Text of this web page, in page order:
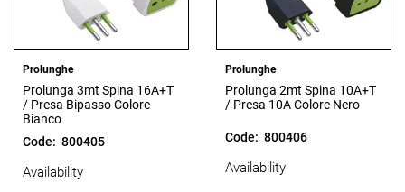
Prolunghe
Prolunga 3mt Spina 16A+T
/ Presa Bipasso Colore
Bianco
Code: 800405
Availability
Prolunghe
Prolunga 2mt Spina 10A+T
/ Presa 10A Colore Nero
Code: 800406
Availability